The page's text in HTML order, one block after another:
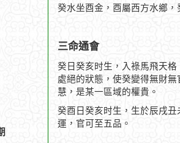
癸水坐酉金，酉屬西方水鄉
三命通會
癸日癸亥时生，入祿馬飛天
處絕的狀態，使癸變得無財
慧，是某一區域的權貴。
癸酉日癸亥时生，生於辰戌
運，官可至五品。